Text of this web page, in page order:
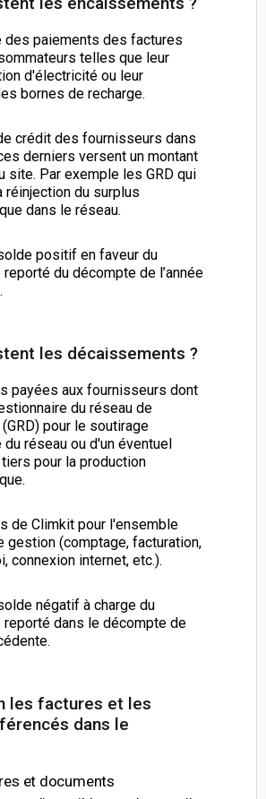
des paiements des factures
telles que leur
d'électricité ou leur
bornes de recharge.
crédit des fournisseurs dans
derniers versent un montant
site. Par exemple les GRD qui
réinjection du surplus
dans le réseau.
positif en faveur du
du décompte de l’année
les décaissements ?
payées aux fournisseurs dont
du réseau de
pour le soutirage
réseau ou d'un éventuel
pour la production
de Climkit pour l'ensemble
gestion (comptage, facturation,
connexion internet, etc.).
négatif à charge du
reporté dans le décompte de
les factures et les
dans le
et documents